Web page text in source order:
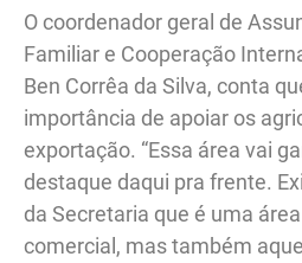
O coordenador geral de
Familiar e Cooperação
Ben Corrêa da Silva, conta
importância de apoiar os
exportação. “Essa área vai
destaque daqui pra frente.
da Secretaria que é uma
comercial, mas também